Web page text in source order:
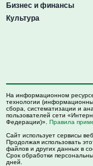
Бизнес и финансы
Культура
На информационном
технологии
сбора, систематизации и
пользователей сети
Федерации)». Правила
Сайт использует сервисы
Продолжая использовать
файлов и других данных в
Срок обработки
дней.